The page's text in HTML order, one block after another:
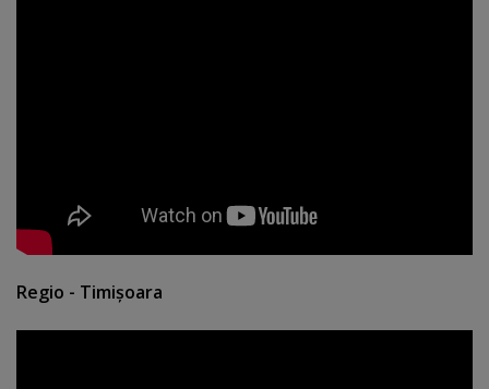
Regio - Timişoara